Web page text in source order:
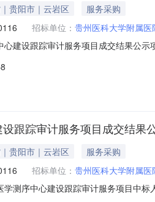
贵阳市｜云岩区
服务采购
招标单位： 贵州医科大学附属医
心建设跟踪审计服务项目成交结果公
州鹏业国际机电设备招标有限公司接
跟踪审计服务项目成交结果
贵阳市｜云岩区
服务采购
招标单位： 贵州医科大学附属医
学测序中心建设跟踪审计服务项目中